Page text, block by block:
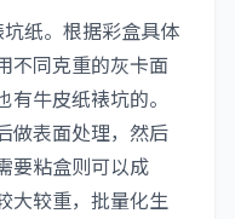
纸。根据彩盒具体
不同克重的灰卡面
牛皮纸裱坑的。
做表面处理，然后
要粘盒则可以成
大较重，批量化生